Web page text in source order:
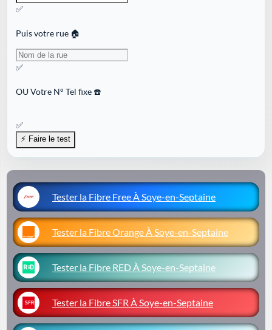
✅
Puis votre rue 🏠
✅
OUVotre N° Tel fixe ☎️
✅
Tester la Fibre Free À Soye-en-Septaine
Tester la Fibre Orange À Soye-en-Septaine
Tester la Fibre RED À Soye-en-Septaine
Tester la Fibre SFR À Soye-en-Septaine